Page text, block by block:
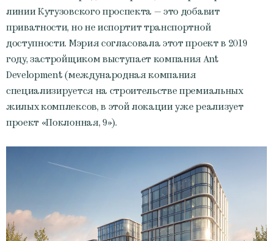
линии Кутузовского проспекта — это добавит
приватности, но не испортит транспортной
доступности. Мэрия согласовала этот проект в 2019
году, застройщиком выступает компания Ant
Development (международная компания
специализируется на строительстве премиальных
жилых комплексов, в этой локации уже реализует
проект «Поклонная, 9»).